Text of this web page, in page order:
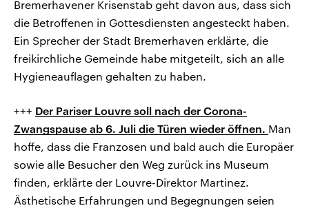
Bremerhavener Krisenstab geht davon aus, dass sich
die Betroffenen in Gottesdiensten angesteckt haben.
Ein Sprecher der Stadt Bremerhaven erklärte, die
freikirchliche Gemeinde habe mitgeteilt, sich an alle
Hygieneauflagen gehalten zu haben.
+++ Der Pariser Louvre soll nach der Corona-
Zwangspause ab 6. Juli die Türen wieder öffnen. Man
hoffe, dass die Franzosen und bald auch die Europäer
sowie alle Besucher den Weg zurück ins Museum
finden, erklärte der Louvre-Direktor Martinez.
Ästhetische Erfahrungen und Begegnungen seien